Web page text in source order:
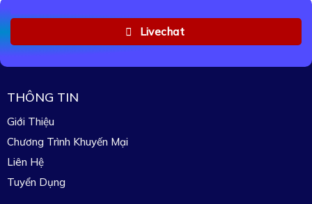
Livechat
THÔNG TIN
Giới Thiệu
Chương Trình Khuyến Mại
Liên Hệ
Tuyển Dụng